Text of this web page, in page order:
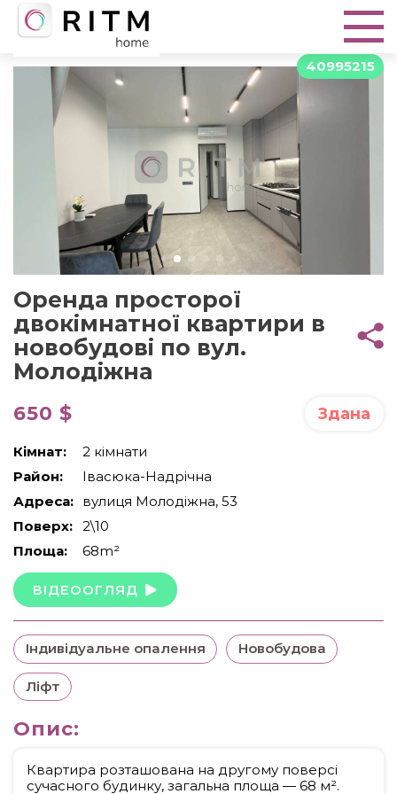
40995215
Оренда просторої
двокімнатної квартири в
новобудові по вул.
Молодіжна
650 $ Здана
Кімнат:
2 кімнати
Район:
Івасюка-Надрічна
Адреса: вулиця Молодіжна, 53
Поверх: 2\10
Площа:
68m²
ВІДЕООГЛЯД
Індивідуальне опалення Новобудова
Ліфт
Опис:
Квартира розташована на другому поверсі
сучасного будинку, загальна площа — 68 м².